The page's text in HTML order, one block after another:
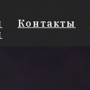
Контакты